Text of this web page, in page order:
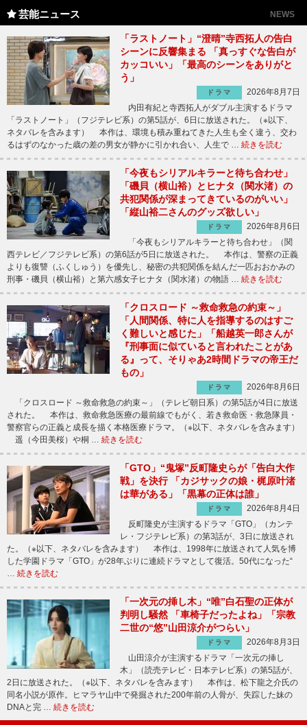
芸能ニュース NEWS
「ラストノート」“澄晴”寺西拓人の告白
シーンに反響集まる 「真っすぐな告白が
カッコいい」「最高のシーンをありがと
う」
ドラマ
2026年8月7日
内田有紀と寺西拓人がダブル主演するドラマ
「ラストノート」（フジテレビ系）の第5話が、6日に放送された。（※以下、
ネタバレを含みます） 本作は、環境も積み重ねてきた人生も全く違う、交わ
るはずのなかった歳の差の男女が静かに引かれ合い、人生で … 続きを読む
「今夜もシリアルキラーと待ち合わせ」
「磯貝（横山裕）とヒナタ（関水渚）の
共犯関係が深まってきているのがいい」
「縦山裕二さんのグッズ欲しい」
ドラマ
2026年8月6日
「今夜もシリアルキラーと待ち合わせ」（関
西テレビ／フジテレビ系）の第6話が5日に放送された。 本作は、警察の正義
よりも復讐（ふくしゅう）を優先し、秘密の共犯関係を結んだ一匹おおかみの
刑事・磯貝（横山裕）と第六感女子ヒナタ（関水渚）の物語 … 続きを読む
「クロスロード ～救命救急の約束～」
「人間関係、特に人を指導するのはすご
く難しいと感じた」「船越英一郎さんが
『刑事面に似ていると言われたことがあ
る』って、そりゃあ2時間ドラマの帝王だ
もの」
ドラマ
2026年8月6日
「クロスロード ～救命救急の約束～」（テレビ朝日系）の第5話が4日に放送
された。 本作は、救命救急医療の最前線でもがく、若き救命医・救急隊員・
警察官らの正義と成長を描く本格医療ドラマ。（※以下、ネタバレを含みます）
遥（今田美桜）や桐 … 続きを読む
「GTO」“鬼塚”反町隆史らが「告白大作
戦」を決行 「カジサックの娘・梶原叶渚
は華がある」「黒幕の正体は誰」
ドラマ
2026年8月4日
反町隆史が主演するドラマ「GTO」（カンテ
レ・フジテレビ系）の第3話が、3日に放送され
た。（※以下、ネタバレを含みます） 本作は、1998年に放送されて人気を博
した学園ドラマ「GTO」が28年ぶりに連続ドラマとして復活。50代になった“
… 続きを読む
「一次元の挿し木」“唯”白石聖の正体が
判明し騒然 「車椅子だったよね」「宗教
二世の“悠”山田涼介がつらい」
ドラマ
2026年8月3日
山田涼介が主演するドラマ「一次元の挿し
木」（読売テレビ・日本テレビ系）の第5話が、
2日に放送された。（※以下、ネタバレを含みます） 本作は、松下龍之介氏の
同名小説が原作。ヒマラヤ山中で発掘された200年前の人骨が、失踪した妹の
DNAと完 … 続きを読む